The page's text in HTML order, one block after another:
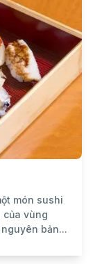
món sushi
của vùng
bản...